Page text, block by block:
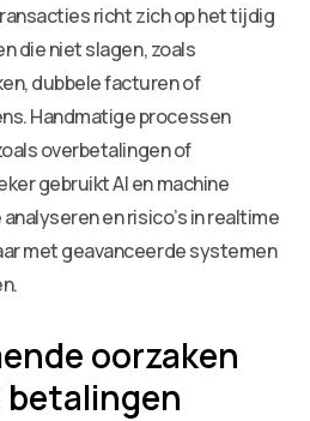
richt zich op het tijdig
die niet slagen, zoals
dubbele facturen of
Handmatige processen
overbetalingen of
gebruikt AI en machine
en risico’s in realtime
met geavanceerde systemen
oorzaken